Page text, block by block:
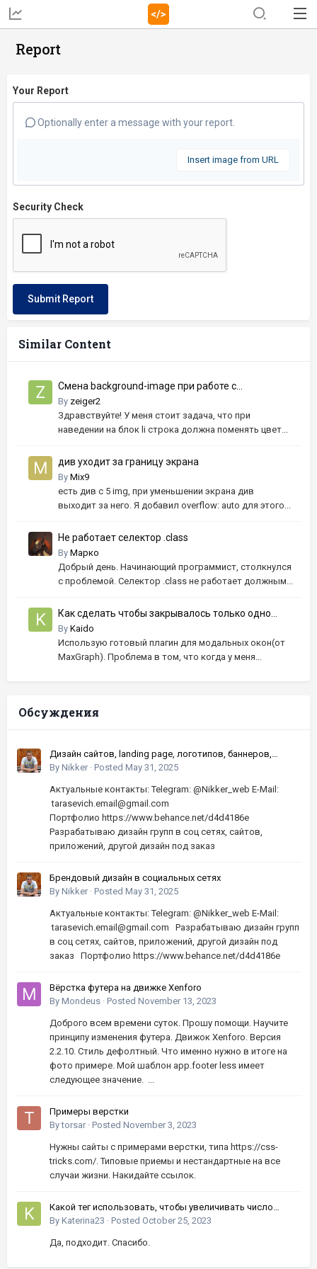
Report
Your Report
Optionally enter a message with your report.
Insert image from URL
Security Check
Submit Report
Similar Content
Смена background-image при работе с
псевдоклассом hover
By zeiger2
Здравствуйте! У меня стоит задача, что при
наведении на блок li строка должна поменять цвет...
див уходит за границу экрана
By Mix9
есть див с 5 img, при уменьшении экрана див
выходит за него. Я добавил overflow: auto для этого...
Не работает селектор .class
By Марко
Добрый день. Начинающий программист, столкнулся
с проблемой. Селектор .class не работает должным...
Как сделать чтобы закрывалось только одно
модальное окно когда открыто несколько?
By Kaido
Использую готовый плагин для модальных окон(от
MaxGraph). Проблема в том, что когда у меня...
Обсуждения
Дизайн сайтов, landing page, логотипов, баннеров,
шапок | Высокое качество, по хорошей цене
By Nikker · Posted May 31, 2025
Актуальные контакты: Telegram: @Nikker_web E-Mail:
tarasevich.email@gmail.com
Портфолио https://www.behance.net/d4d4186e
Разрабатываю дизайн групп в соц сетях, сайтов,
приложений, другой дизайн под заказ
Брендовый дизайн в социальных сетях
By Nikker · Posted May 31, 2025
Актуальные контакты: Telegram: @Nikker_web E-Mail:
tarasevich.email@gmail.com Разрабатываю дизайн групп
в соц сетях, сайтов, приложений, другой дизайн под
заказ Портфолио https://www.behance.net/d4d4186e
Вёрстка футера на движке Xenforo
By Mondeus · Posted November 13, 2023
Доброго всем времени суток. Прошу помощи. Научите
принципу изменения футера. Движок Xenforo. Версия
2.2.10. Стиль дефолтный. Что именно нужно в итоге на
фото примере. Мой шаблон app.footer less имеет
следующее значение. ...
Примеры верстки
Bytorsar · Posted November 3, 2023
Нужны сайты с примерами верстки, типа https://css-
tricks.com/. Типовые приемы и нестандартные на все
случаи жизни. Накидайте ссылок.
Какой тег использовать, чтобы увеличивать число
кнопками вверх-вниз?
By Katerina23 · Posted October 25, 2023
Да, подходит. Спасибо.